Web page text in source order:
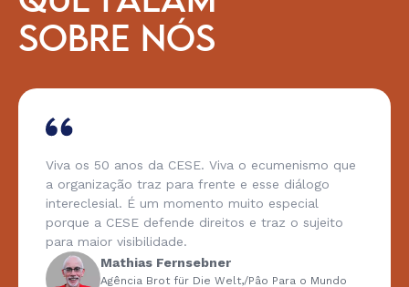
SOBRE NÓS
Viva os 50 anos da CESE. Viva o ecumenismo que
a organização traz para frente e esse diálogo
intereclesial. É um momento muito especial
porque a CESE defende direitos e traz o sujeito
para maior visibilidade.
Mathias Fernsebner
Agência Brot für Die Welt,/Pâo Para o Mundo